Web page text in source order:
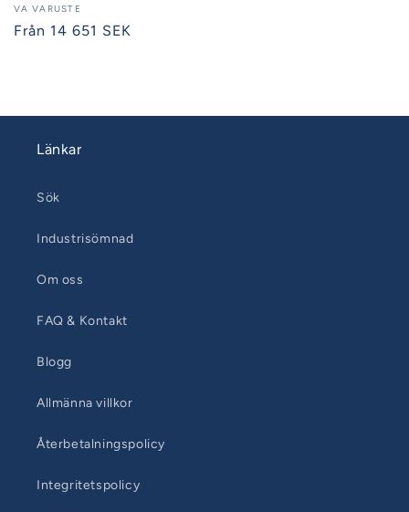
Säljare:
VA VARUSTE
Ordinarie
Från 14 651 SEK
Länkar
Sök
Industrisömnad
Om oss
FAQ & Kontakt
Blogg
Allmänna villkor
Återbetalningspolicy
Integritetspolicy